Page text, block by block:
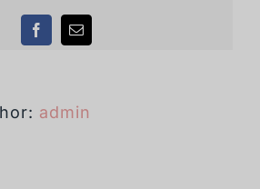
FacebookEmail:
admin